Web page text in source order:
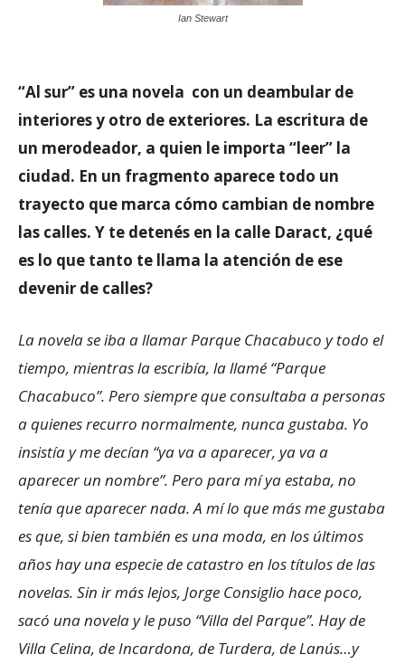
Ian Stewart
“Al sur” es una novela con un deambular de
interiores y otro de exteriores. La escritura de
un merodeador, a quien le importa “leer” la
ciudad. En un fragmento aparece todo un
trayecto que marca cómo cambian de nombre
las calles. Y te detenés en la calle Daract, ¿qué
es lo que tanto te llama la atención de ese
devenir de calles?
La novela se iba a llamar Parque Chacabuco y todo el
tiempo, mientras la escribía, la llamé “Parque
Chacabuco”. Pero siempre que consultaba a personas
a quienes recurro normalmente, nunca gustaba. Yo
insistía y me decían “ya va a aparecer, ya va a
aparecer un nombre”. Pero para mí ya estaba, no
tenía que aparecer nada. A mí lo que más me gustaba
es que, si bien también es una moda, en los últimos
años hay una especie de catastro en los títulos de las
novelas. Sin ir más lejos, Jorge Consiglio hace poco,
sacó una novela y le puso “Villa del Parque”. Hay de
Villa Celina, de Incardona, de Turdera, de Lanús…y